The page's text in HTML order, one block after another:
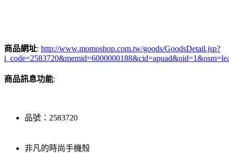
商品網址: http://www.momoshop.com.tw/goods/GoodsDetail.jsp?
商品訊息功能:
品號：2583720
非凡的時尚手機殼